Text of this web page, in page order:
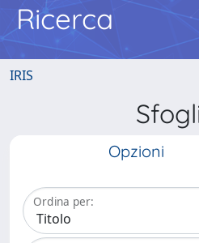
Ricerca
IRIS
Opzioni
Ordina per: